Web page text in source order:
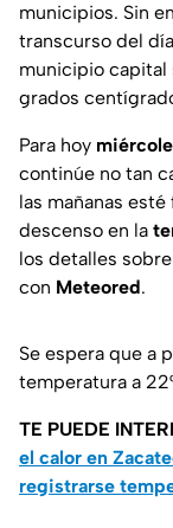
municipios. Sin
transcurso del
municipio capital
grados
Para hoy
continúe no tan
las mañanas
descenso en la
los detalles
con Meteored.
Se espera que a
temperatura a
TE PUEDE
el calor en
registrarse